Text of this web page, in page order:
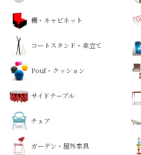
棚・キャビネット
コートスタンド・傘立て
Pouf・クッション
サイドテーブル
チェア
ガーデン・屋外家具